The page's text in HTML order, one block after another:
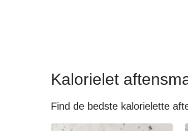
Kalorielet
Find de bedste kalorielette